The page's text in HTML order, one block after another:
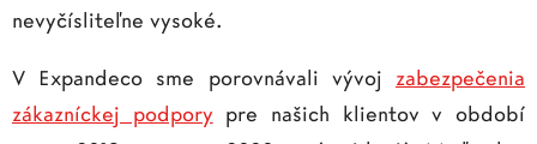
nevyčísliteľne vysoké.
V Expandeco sme porovnávali vývoj zabezpečenia
zákazníckej podpory pre našich klientov v období